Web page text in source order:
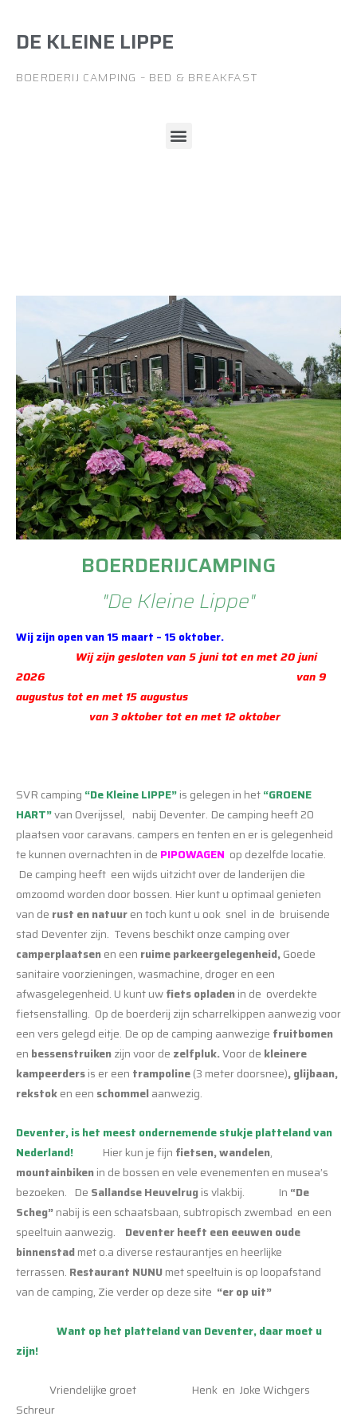
DE KLEINE LIPPE
BOERDERIJ CAMPING – BED & BREAKFAST
BOERDERIJCAMPING
"De Kleine Lippe"
Wij zijn open van 15 maart – 15 oktober.
Wij zijn gesloten van 5 juni tot en met 20 juni
2026 van 9
augustus tot en met 15 augustus
van 3 oktober tot en met 12 oktober
SVR camping “De Kleine LIPPE”is gelegen in het“GROENE
HART”van Overijssel, nabij Deventer. De camping heeft 20
plaatsen voor caravans. campers en tenten en er is gelegenheid
te kunnen overnachten in de PIPOWAGEN op dezelfde locatie.
De camping heeft een wijds uitzicht over de landerijen die
omzoomd worden door bossen. Hier kunt u optimaal genieten
van de rust en natuuren toch kunt u ook snel in de bruisende
stad Deventer zijn. Tevens beschikt onze camping over
camperplaatsenen een ruime parkeergelegenheid,Goede
sanitaire voorzieningen, wasmachine, droger en een
afwasgelegenheid. U kunt uwfietsopladenin de overdekte
fietsenstalling. Op de boerderij zijn scharrelkippen aanwezig voor
een vers gelegd eitje. De op de camping aanwezige fruitbomen
en bessenstruikenzijn voor de zelfpluk.Voor de kleinere
kampeerdersis er een trampoline(3 meter doorsnee), glijbaan,
rekstoken een schommelaanwezig.
Deventer, is het meest ondernemende stukje platteland van
Nederland! Hier kun je fijn fietsen, wandelen,
mountainbikenin de bossen en vele evenementen en musea’s
bezoeken. De Sallandse Heuvelrugis vlakbij. In “De
Scheg”nabij is een schaatsbaan, subtropisch zwembad en een
speeltuin aanwezig. Deventer heeft een eeuwen oude
binnenstadmet o.a diverse restaurantjes en heerlijke
terrassen. Restaurant NUNUmet speeltuin is op loopafstand
van de camping, Zie verder op deze site “er op uit”
Want op het platteland van Deventer, daar moet u
zijn!
Vriendelijke groet Henk en Joke Wichgers
Schreur